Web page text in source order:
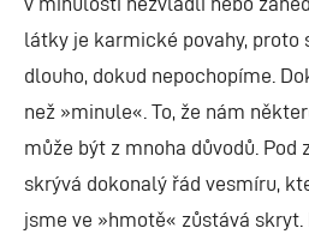
látky je karmické povahy, proto
dlouho, dokud nepochopíme.
než »minule«. To, že nám
může být z mnoha důvodů. Pod
skrývá dokonalý řád vesmíru,
jsme ve »hmotě« zůstává skryt.